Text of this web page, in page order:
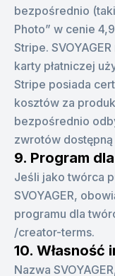
bezpośrednio
Photo” w cenie
Stripe.
karty płatniczej
Stripe posiada
kosztów za
bezpośrednio
zwrotów
9. Program
Jeśli jako twórca
SVOYAGER,
programu dla
/creator-terms.
10. Własność
Nazwa